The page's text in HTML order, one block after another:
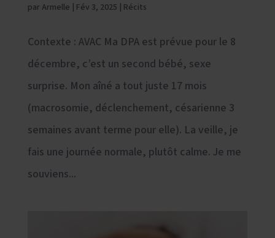
par Armelle | Fév 3, 2025 | Récits
Contexte : AVAC Ma DPA est prévue pour le 8
décembre, c’est un second bébé, sexe
surprise. Mon aîné a tout juste 17 mois
(macrosomie, déclenchement, césarienne 3
semaines avant terme pour elle). La veille, je
fais une journée normale, plutôt calme. Je me
souviens...